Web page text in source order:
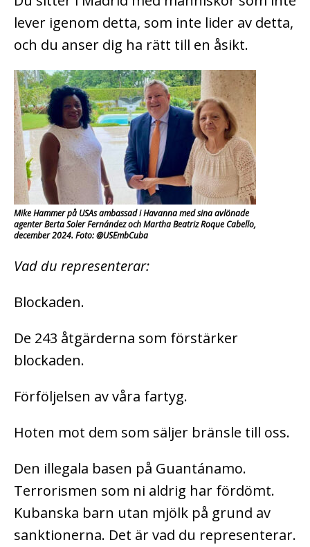
lever igenom detta, som inte lider av detta,
och du anser dig ha rätt till en åsikt.
Mike Hammer på USAs ambassad i Havanna med sina avlönade
agenter Berta Soler Fernández och Martha Beatriz Roque Cabello,
december 2024. Foto: @USEmbCuba
Vad du representerar:
Blockaden.
De 243 åtgärderna som förstärker
blockaden.
Förföljelsen av våra fartyg.
Hoten mot dem som säljer bränsle till oss.
Den illegala basen på Guantánamo.
Terrorismen som ni aldrig har fördömt.
Kubanska barn utan mjölk på grund av
sanktionerna. Det är vad du representerar.